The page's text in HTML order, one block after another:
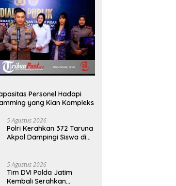
Personel Hadapi
yang Kian Kompleks
5 Agustus 2026
Polri Kerahkan 372 Taruna
Akpol Dampingi Siswa di
TNI
5 Agustus 2026
Tim DVI Polda Jatim
Kembali Serahkan